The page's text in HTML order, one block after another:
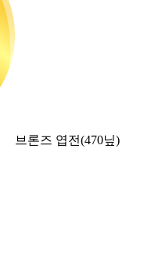
브론즈 엽전(470닢)